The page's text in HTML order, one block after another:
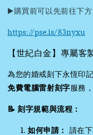
▶️購買前可以先前往下
https://pse.is/83nyxu
【世紀白金】專屬客
為您的婚戒刻下永恆印
免費電腦雷射刻字服務
📝 刻字規範與流程：
如何申請： 請在